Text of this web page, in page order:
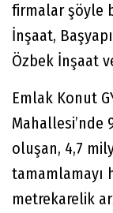
firmalar şöyle
İnşaat,
Özbek İnşaat
Emlak Konut
Mahallesi’nde
oluşan, 4,7
tamamlamayı
metrekarelik